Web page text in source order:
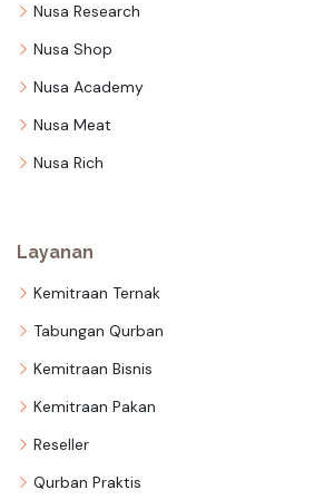
Nusa Research
Nusa Shop
Nusa Academy
Nusa Meat
Nusa Rich
Layanan
Kemitraan Ternak
Tabungan Qurban
Kemitraan Bisnis
Kemitraan Pakan
Reseller
Qurban Praktis